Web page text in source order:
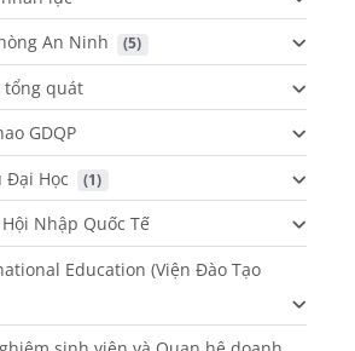
An Ninh
(5)
tổng quát
GDQP
Đại Học
(1)
Nhập Quốc Tế
Education (Viện Đào Tạo